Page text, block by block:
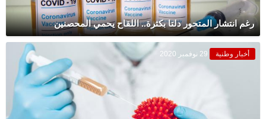
رغم انتشار المتحور دلتا بكثرة.. اللقاح يحمي المحصنين
أخبار وطنية 29 نوفمبر 2020